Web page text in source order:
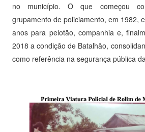
no município. O que começou
grupamento de policiamento, em 1982,
anos para pelotão, companhia e,
2018 a condição de Batalhão,
como referência na segurança pública